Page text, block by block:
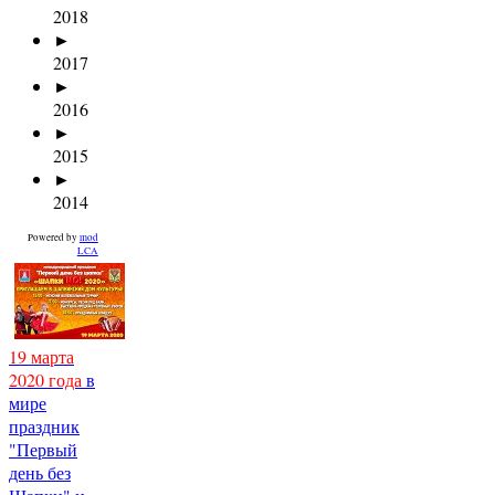
2018
►
2017
►
2016
►
2015
►
2014
Powered by mod
LCA
19 марта
2020 года в
мире
праздник
"Первый
день без